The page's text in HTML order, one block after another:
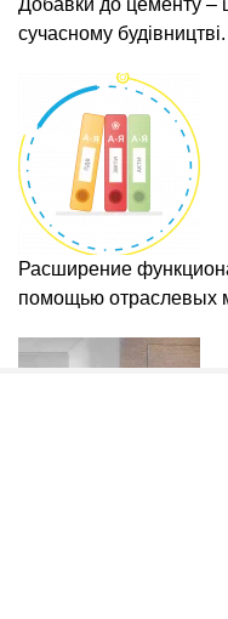
сучасному будівництві.
Расширение
помощью отраслевых